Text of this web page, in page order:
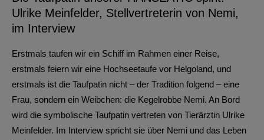
Ulrike Meinfelder, Stellvertreterin von Nemi,
im Interview
Erstmals taufen wir ein Schiff im Rahmen einer Reise,
erstmals feiern wir eine Hochseetaufe vor Helgoland, und
erstmals ist die Taufpatin nicht – der Tradition folgend – eine
Frau, sondern ein Weibchen: die Kegelrobbe Nemi. An Bord
wird die symbolische Taufpatin vertreten von Tierärztin Ulrike
Meinfelder. Im Interview spricht sie über Nemi und das Leben